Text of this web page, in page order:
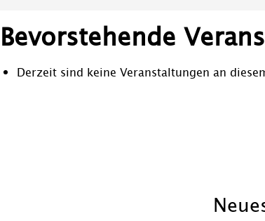
Bevorstehende
Derzeit sind keine Veranstaltungen an